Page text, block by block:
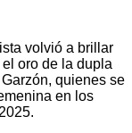
volvió a brillar
oro de la dupla
quienes se
en los